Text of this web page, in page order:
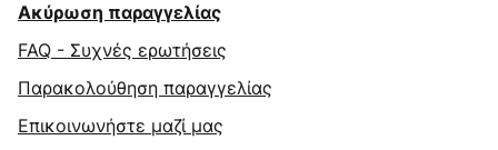
Ακύρωση παραγγελίας
FAQ - Συχνές ερωτήσεις
Παρακολούθηση παραγγελίας
Επικοινωνήστε μαζί μας